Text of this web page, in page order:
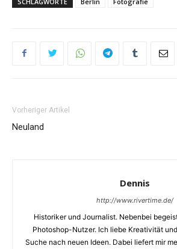
Vorheriger Artikel
Neuland
Dennis
http://www.rivertime.de/
Historiker und Journalist. Nebenbei
Photoshop-Nutzer. Ich liebe Kreativität
Suche nach neuen Ideen. Dabei liefert mir